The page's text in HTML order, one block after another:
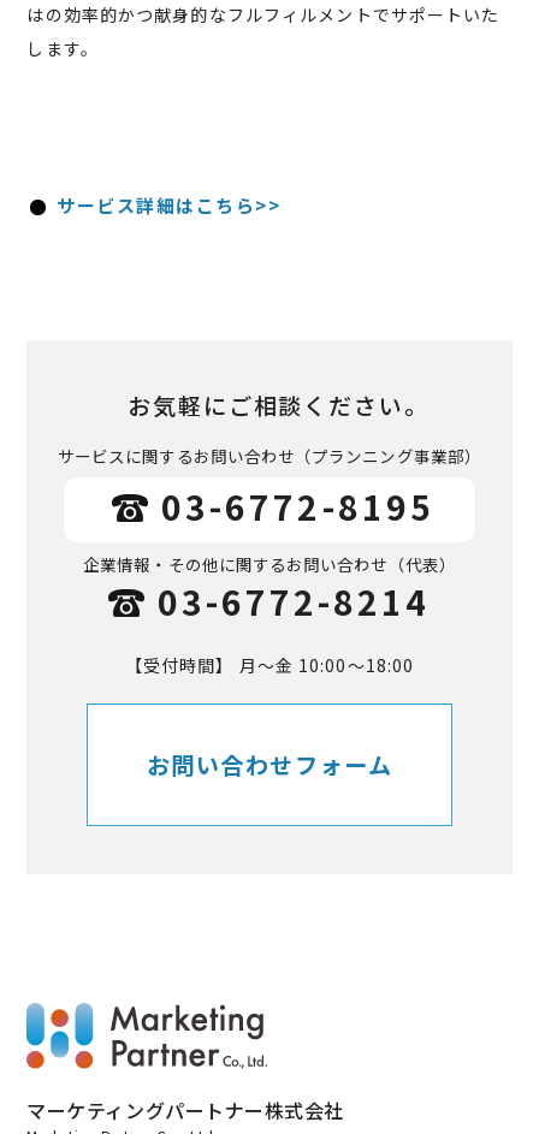
はの効率的かつ献身的なフルフィルメントでサポートいた
します。
サービス詳細はこちら>>
お気軽にご相談ください。
サービスに関するお問い合わせ （プランニング事業部）
03-6772-8195
企業情報・その他に関するお問い合わせ （代表）
03-6772-8214
【受付時間】 月～金 10:00～18:00
お問い合わせフォーム
マーケティングパートナー株式会社